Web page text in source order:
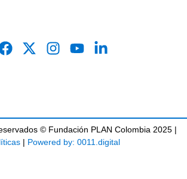
© Fundación PLAN Colombia 2025 |
| Powered by: 0011.digital